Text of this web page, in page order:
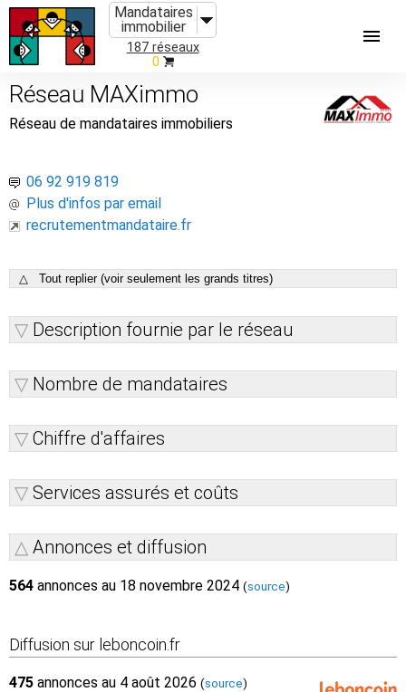
Mandataires
immobilier
187 réseaux
0
Réseau MAXimmo
Réseau de mandataires immobiliers
06 92 919 819
Plus d'infos par email
recrutementmandataire.fr
△ Tout replier (voir seulement les grands titres)
Description fournie par le réseau
Nombre de mandataires
Chiffre d'affaires
Services assurés et coûts
Annonces et diffusion
564 annonces au 18 novembre 2024 (source)
Diffusion sur leboncoin.fr
475 annonces au 4 août 2026 (source)